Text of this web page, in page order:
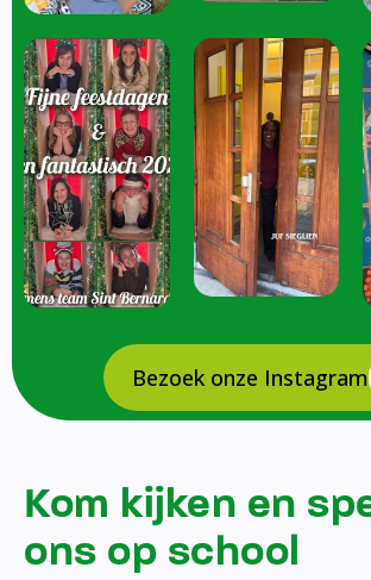
Bezoek onze Instagram
Kom kijken en
ons op school